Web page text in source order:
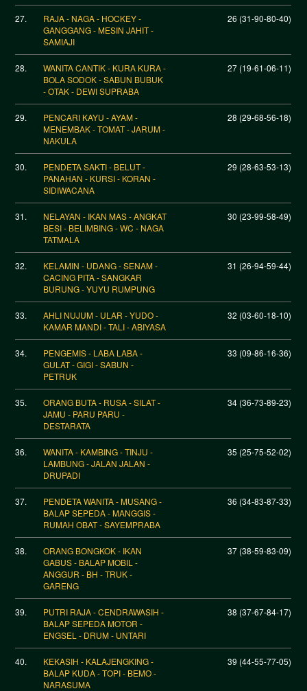
27.
RAJA - NAGA - HOCKEY -
GANGGANG - MESIN JAHIT -
SAMIAJI
26 (31-90-80-40)
28.
WANITA CANTIK - KURA KURA -
BOLA SODOK - SABUN BUBUK
- OTAK - DEWI SUPRABA
27 (19-61-06-11)
29.
PENCARI KAYU - AYAM -
MENEMBAK - TOMAT - JARUM -
NAKULA
28 (29-68-56-18)
30.
PENDETA SAKTI - BELUT -
PANAHAN - KURSI - KORAN -
SIDIWACANA
29 (28-63-53-13)
31.
NELAYAN - IKAN MAS - ANGKAT
BESI - BELIMBING - WC - NAGA
TATMALA
30 (23-99-58-49)
32.
KELAMIN - UDANG - SENAM -
CACING PITA - SANGKAR
BURUNG - YUYU RUMPUNG
31 (26-94-59-44)
33.
AHLI NUJUM - ULAR - YUDO -
KAMAR MANDI - TALI - ABIYASA
32 (03-60-18-10)
34.
PENGEMIS - LABA LABA -
GULAT - GIGI - SABUN -
PETRUK
33 (09-86-16-36)
35.
ORANG BUTA - RUSA - SILAT -
JAMU - PARU PARU -
DESTARATA
34 (36-73-89-23)
36.
WANITA - KAMBING - TINJU -
LAMBUNG - JALAN JALAN -
DRUPADI
35 (25-75-52-02)
37.
PENDETA WANITA - MUSANG -
BALAP SEPEDA - MANGGIS -
RUMAH OBAT - SAYEMPRABA
36 (34-83-87-33)
38.
ORANG BONGKOK - IKAN
GABUS - BALAP MOBIL -
ANGGUR - BH - TRUK -
GARENG
37 (38-59-83-09)
39.
PUTRI RAJA - CENDRAWASIH -
BALAP SEPEDA MOTOR -
ENGSEL - DRUM - UNTARI
38 (37-67-84-17)
40.
KEKASIH - KALAJENGKING -
BALAP KUDA - TOPI - BEMO -
NARASUMA
39 (44-55-77-05)